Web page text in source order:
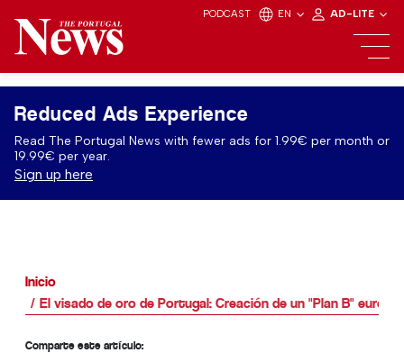
PODCAST EN AD-LITE
Reduced Ads Experience
Read The Portugal News with fewer ads for 1.99€ per month or
19.99€ per year.
Sign up here
Inicio
El visado de oro de Portugal: Creación de un "Plan B"
Comparte este artículo: